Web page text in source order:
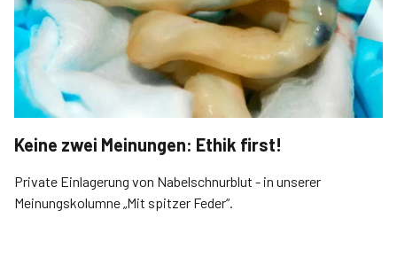
Keine zwei Meinungen: Ethik first!
Private Einlagerung von Nabelschnurblut - in unserer
Meinungskolumne „Mit spitzer Feder“.